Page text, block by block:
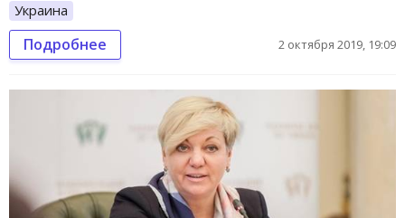
Украина
Подробнее 2 октября 2019, 19:09